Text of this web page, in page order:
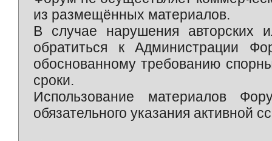
из размещённых материалов.
В случае нарушения авторских
обратиться к Администрации
обоснованному требованию
сроки.
Использование материалов
обязательного указания активной